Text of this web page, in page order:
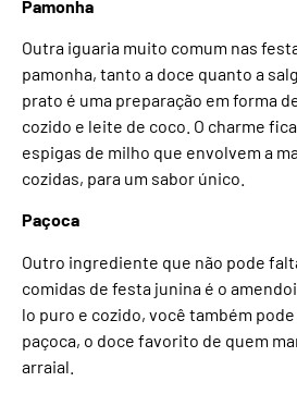
Pamonha
Outra iguaria muito comum nas
pamonha, tanto a doce quanto a
prato é uma preparação em forma
cozido e leite de coco. O charme
espigas de milho que envolvem a
cozidas, para um sabor único.
Paçoca
Outro ingrediente que não pode
comidas de festa junina é o
lo puro e cozido, você também
paçoca, o doce favorito de quem
arraial.